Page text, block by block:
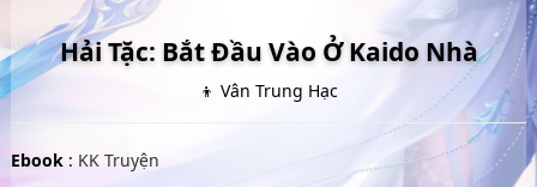
Hải Tặc: Bắt Đầu Vào Ở Kaido Nhà
👦 Vân Trung Hạc
Ebook : KK Truyện